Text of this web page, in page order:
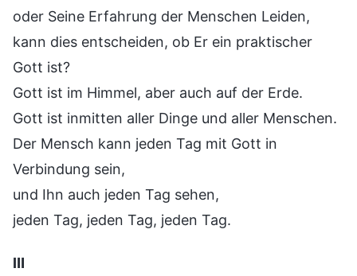
oder Seine Erfahrung der Menschen Leiden,
kann dies entscheiden, ob Er ein praktischer
Gott ist?
Gott ist im Himmel, aber auch auf der Erde.
Gott ist inmitten aller Dinge und aller Menschen.
Der Mensch kann jeden Tag mit Gott in
Verbindung sein,
und Ihn auch jeden Tag sehen,
jeden Tag, jeden Tag, jeden Tag.
Ⅲ